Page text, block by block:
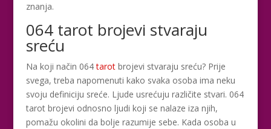
znanja.
064 tarot brojevi stvaraju
sreću
Na koji način 064tarotbrojevi stvaraju sreću? Prije
svega, treba napomenuti kako svaka osoba ima neku
svoju definiciju sreće. Ljude usrećuju različite stvari. 064
tarot brojevi odnosno ljudi koji se nalaze iza njih,
pomažu okolini da bolje razumije sebe. Kada osoba u